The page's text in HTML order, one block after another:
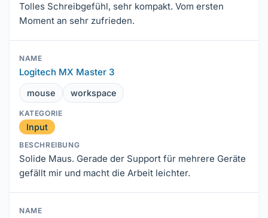
Tolles Schreibgefühl, sehr kompakt. Vom ersten
Moment an sehr zufrieden.
Logitech MX Master 3
mouse workspace
Input
Solide Maus. Gerade der Support für mehrere Geräte
gefällt mir und macht die Arbeit leichter.